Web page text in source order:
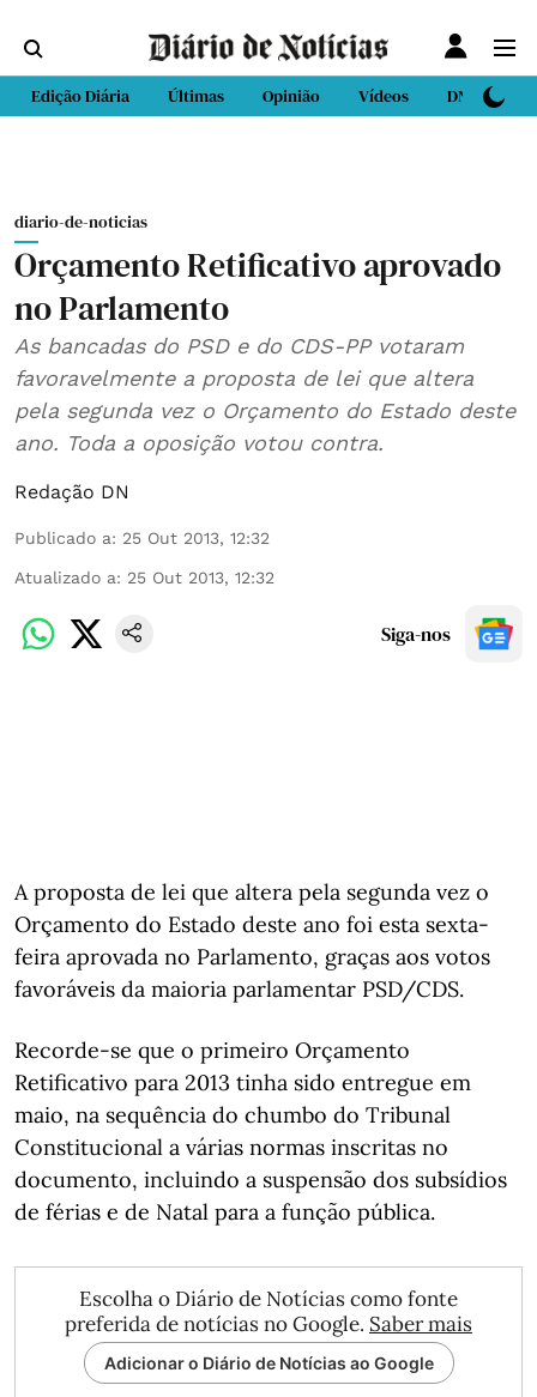
Edição Diária Últimas Opinião Vídeos DN Sport
diario-de-noticias
Orçamento Retificativo aprovado
no Parlamento
As bancadas do PSD e do CDS-PP votaram
favoravelmente a proposta de lei que altera
pela segunda vez o Orçamento do Estado deste
ano. Toda a oposição votou contra.
Redação DN
Publicado a: 25 Out 2013, 12:32
Atualizado a: 25 Out 2013, 12:32
Siga-nos
A proposta de lei que altera pela segunda vez o
Orçamento do Estado deste ano foi esta sexta-
feira aprovada no Parlamento, graças aos votos
favoráveis da maioria parlamentar PSD/CDS.
Recorde-se que o primeiro Orçamento
Retificativo para 2013 tinha sido entregue em
maio, na sequência do chumbo do Tribunal
Constitucional a várias normas inscritas no
documento, incluindo a suspensão dos subsídios
de férias e de Natal para a função pública.
Escolha o Diário de Notícias como fonte
preferida de notícias no Google. Saber mais
Adicionar o Diário de Notícias ao Google